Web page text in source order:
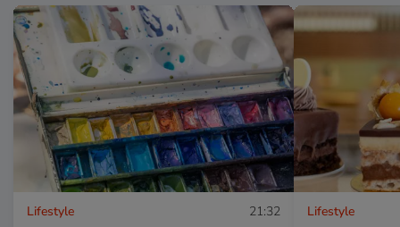
Lifestyle 21:32 Lifestyle